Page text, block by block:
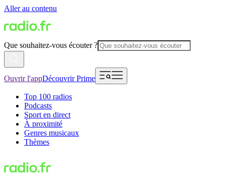
Aller au contenu
Que souhaitez-vous écouter ?
Ouvrir l'appDécouvrir Prime
Top 100 radios
Podcasts
Sport en direct
À proximité
Genres musicaux
Thèmes